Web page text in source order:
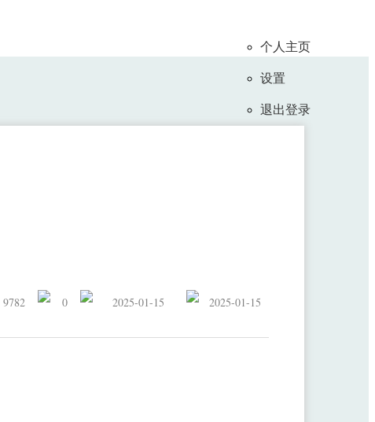
个人主页
设置
退出登录
9782 0 2025-01-15 2025-01-15